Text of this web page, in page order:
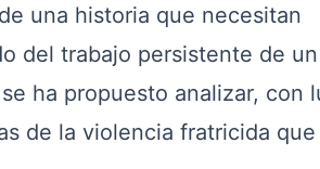
una historia que necesitan
del trabajo persistente de un
ha propuesto analizar, con
de la violencia fratricida que